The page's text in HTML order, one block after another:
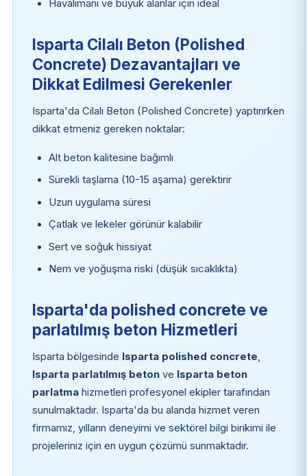
Havalimanı ve büyük alanlar için ideal
Isparta Cilalı Beton (Polished
Concrete) Dezavantajları ve
Dikkat Edilmesi Gerekenler
Isparta'da Cilalı Beton (Polished Concrete) yaptırırken
dikkat etmeniz gereken noktalar:
Alt beton kalitesine bağımlı
Sürekli taşlama (10-15 aşama) gerektirir
Uzun uygulama süresi
Çatlak ve lekeler görünür kalabilir
Sert ve soğuk hissiyat
Nem ve yoğuşma riski (düşük sıcaklıkta)
Isparta'da polished concrete ve
parlatılmış beton Hizmetleri
Isparta bölgesinde Isparta polished concrete,
Isparta parlatılmış betonve Isparta beton
parlatmahizmetleri profesyonel ekipler tarafından
sunulmaktadır. Isparta'da bu alanda hizmet veren
firmamız, yılların deneyimi ve sektörel bilgi birikimi ile
projeleriniz için en uygun çözümü sunmaktadır.